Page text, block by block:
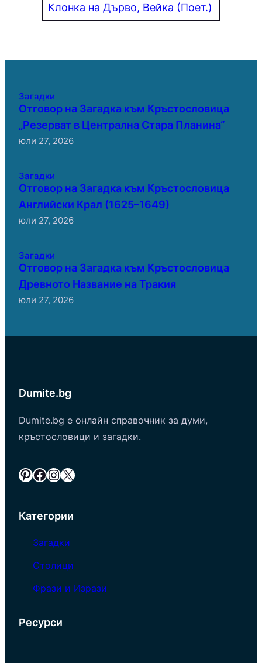
Клонка на Дърво, Вейка (Поет.)
Загадки
Отговор на Загадка към Кръстословица
„Резерват в Централна Стара Планина“
юли 27, 2026
Загадки
Отговор на Загадка към Кръстословица
Английски Крал (1625–1649)
юли 27, 2026
Загадки
Отговор на Загадка към Кръстословица
Древното Название на Тракия
юли 27, 2026
Dumite.bg
Dumite.bg е онлайн справочник за думи,
кръстословици и загадки.
Pinterest Facebook InstagramX
Категории
Загадки
Столици
Фрази и Изрази
Ресурси